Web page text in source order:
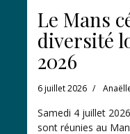
Le Mans
diversité
2026
6 juillet 2026
Samedi 4 juillet
sont réunies au